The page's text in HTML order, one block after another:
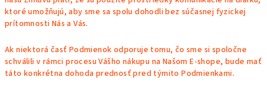
ktoré umožňujú, aby sme sa spolu dohodli bez súčasnej fyzickej
prítomnosti Nás a Vás.
Ak niektorá časť Podmienok odporuje tomu, čo sme si spoločne
schválili v rámci procesu Vášho nákupu na Našom E-shope, bude mať
táto konkrétna dohoda prednosť pred týmito Podmienkami.